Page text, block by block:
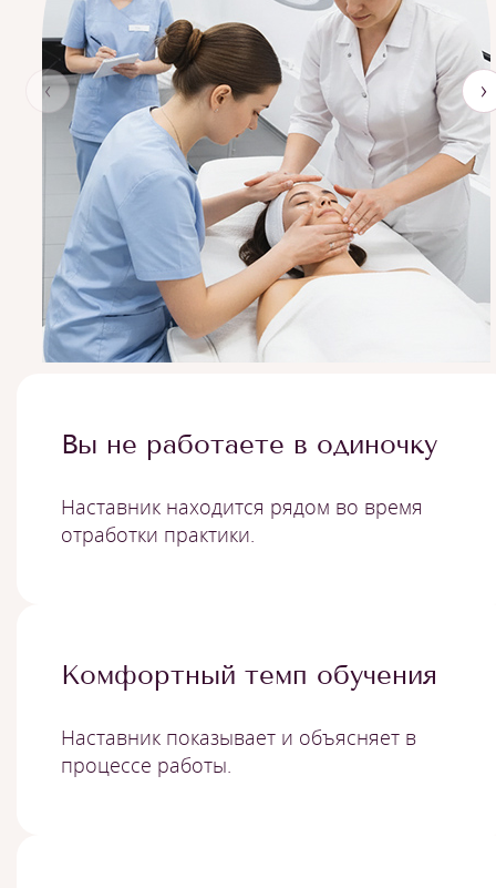
‹ ›
Вы не работаете в одиночку
Наставник находится рядом во время
отработки практики.
Комфортный темп обучения
Наставник показывает и объясняет в
процессе работы.